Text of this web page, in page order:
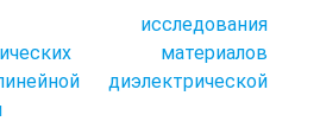
исследования
материалов
диэлектрической